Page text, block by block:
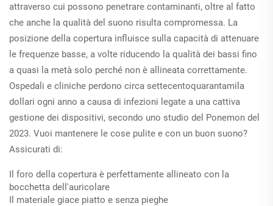
attraverso cui possono penetrare contaminanti, oltre al fatto
che anche la qualità del suono risulta compromessa. La
posizione della copertura influisce sulla capacità di attenuare
le frequenze basse, a volte riducendo la qualità dei bassi fino
a quasi la metà solo perché non è allineata correttamente.
Ospedali e cliniche perdono circa settecentoquarantamila
dollari ogni anno a causa di infezioni legate a una cattiva
gestione dei dispositivi, secondo uno studio del Ponemon del
2023. Vuoi mantenere le cose pulite e con un buon suono?
Assicurati di:
Il foro della copertura è perfettamente allineato con la
bocchetta dell'auricolare
Il materiale giace piatto e senza pieghe